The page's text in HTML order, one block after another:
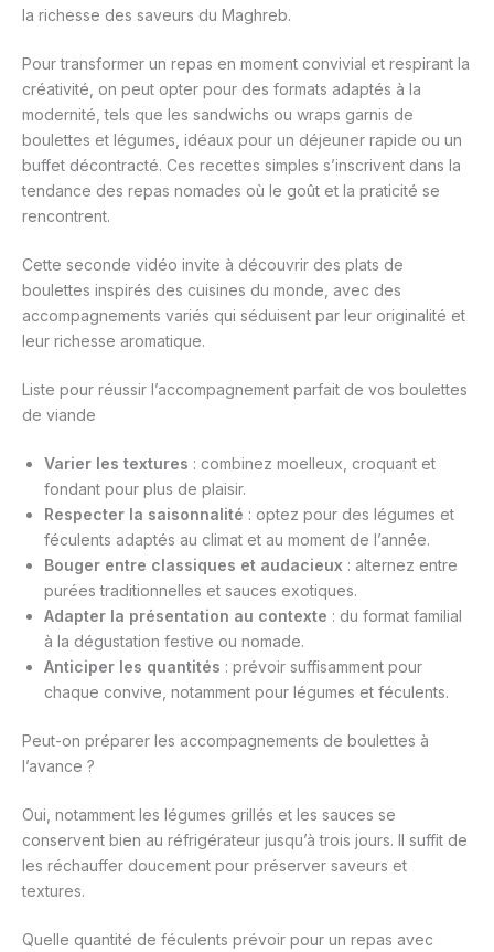
la richesse des saveurs du Maghreb.
Pour transformer un repas en moment convivial et respirant la
créativité, on peut opter pour des formats adaptés à la
modernité, tels que les sandwichs ou wraps garnis de
boulettes et légumes, idéaux pour un déjeuner rapide ou un
buffet décontracté. Ces recettes simples s’inscrivent dans la
tendance des repas nomades où le goût et la praticité se
rencontrent.
Cette seconde vidéo invite à découvrir des plats de
boulettes inspirés des cuisines du monde, avec des
accompagnements variés qui séduisent par leur originalité et
leur richesse aromatique.
Liste pour réussir l’accompagnement parfait de vos boulettes
de viande
Varier les textures : combinez moelleux, croquant et
fondant pour plus de plaisir.
Respecter la saisonnalité : optez pour des légumes et
féculents adaptés au climat et au moment de l’année.
Bouger entre classiques et audacieux : alternez entre
purées traditionnelles et sauces exotiques.
Adapter la présentation au contexte : du format familial
à la dégustation festive ou nomade.
Anticiper les quantités : prévoir suffisamment pour
chaque convive, notamment pour légumes et féculents.
Peut-on préparer les accompagnements de boulettes à
l’avance ?
Oui, notamment les légumes grillés et les sauces se
conservent bien au réfrigérateur jusqu’à trois jours. Il suffit de
les réchauffer doucement pour préserver saveurs et
textures.
Quelle quantité de féculents prévoir pour un repas avec